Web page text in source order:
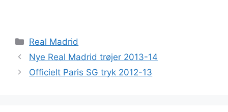
Kategorier
Real Madrid
Nye Real Madrid trøjer 2013-14
Officielt Paris SG tryk 2012-13